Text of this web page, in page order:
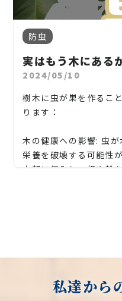
子の木、ゴールデンア
グレープフルーツの木
ミ、エゴノキ、ハナミ
サザンカ、ホルトノキ
生物相互作用:
害虫とその天敵や競合
とのバランスの崩れが
あります。
人間の活動: 農業や造園
害虫の発生に影響を与
過剰な農薬の使用やモ
の抵抗性の形成やバイ
がる可能性があります。
木々に影響を及ぼすも
要点をしっかり抑えて
当社では造園工事はも
見積もりは無料ですの
軽にご連絡ください！
お庭や木に関するお悩
ます！
木、高木、植栽の年間
ので、
子の木、ゴールデンア
グレープフルーツの木
防虫
実はもう木にある
2024/05/10
樹木に虫が巣を作るこ
ります：
木の健康への影響: 虫
栄養を破壊する可能性
内部に侵入し、根や幹
が周囲の安全に影響を
のこと外構工事やエク
査で無駄なコストは削
私達から